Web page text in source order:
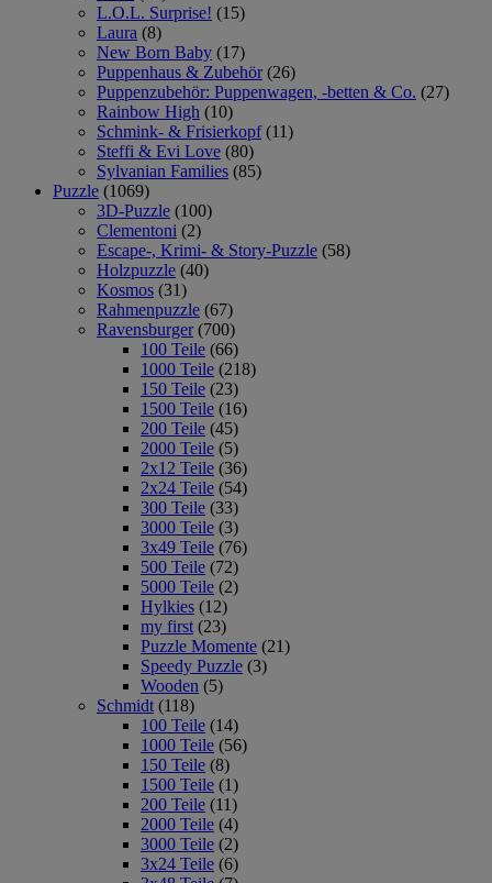
L.O.L. Surprise! (15)
Laura (8)
New Born Baby (17)
Puppenhaus & Zubehör (26)
Puppenzubehör: Puppenwagen, -betten & Co. (27)
Rainbow High (10)
Schmink- & Frisierkopf (11)
Steffi & Evi Love (80)
Sylvanian Families (85)
Puzzle (1069)
3D-Puzzle (100)
Clementoni (2)
Escape-, Krimi- & Story-Puzzle (58)
Holzpuzzle (40)
Kosmos (31)
Rahmenpuzzle (67)
Ravensburger (700)
100 Teile (66)
1000 Teile (218)
150 Teile (23)
1500 Teile (16)
200 Teile (45)
2000 Teile (5)
2x12 Teile (36)
2x24 Teile (54)
300 Teile (33)
3000 Teile (3)
3x49 Teile (76)
500 Teile (72)
5000 Teile (2)
Hylkies (12)
my first (23)
Puzzle Momente (21)
Speedy Puzzle (3)
Wooden (5)
Schmidt (118)
100 Teile (14)
1000 Teile (56)
150 Teile (8)
1500 Teile (1)
200 Teile (11)
2000 Teile (4)
3000 Teile (2)
3x24 Teile (6)